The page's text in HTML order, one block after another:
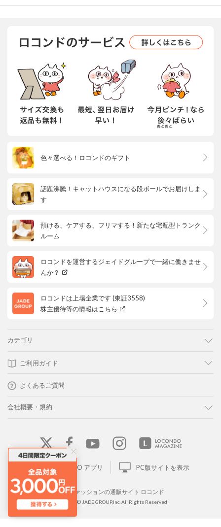
色々選べる！ロコンドのギフト
話題沸騰！キャットハウスになる段ボールでお届けしま
す
預ける、ケアする、フリマする！新たな宅配型トランク
ルーム
ロコンドを運営するジェイドグループで一緒に働きませ
んか？
ロコンドは上場企業です (東証3558)
株主優待等の情報はこちら
カテゴリ
ご利用ガイド
よくあるご質問
会社概要・規約
LOCONDO アプリ PC版サイトを表示
靴とファッションの通販サイト ロコンド
Copyright © JADE GROUP,Inc. All Rights Reserved